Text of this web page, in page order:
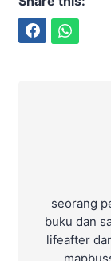
seorang
buku dan
lifeafter